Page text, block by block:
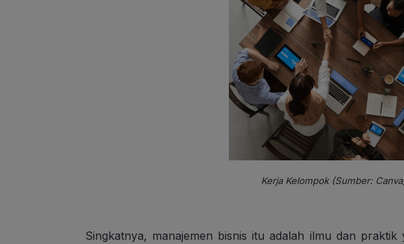
Kerja Kelompok (Sumber:
Singkatnya, manajemen bisnis itu adalah ilmu dan praktik